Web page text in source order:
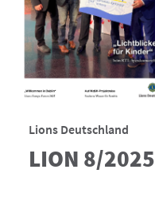
Lions Deutschland
LION 8/2025